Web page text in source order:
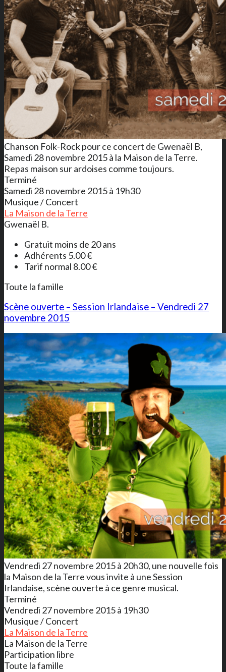
Chanson Folk-Rock pour ce concert de Gwenaël B,
Samedi 28 novembre 2015 à la Maison de la Terre.
Repas maison sur ardoises comme toujours.
Terminé
Samedi 28 novembre 2015 à 19h30
Musique / Concert
La Maison de la Terre
Gwenaël B.
Gratuit moins de 20 ans
Adhérents 5.00 €
Tarif normal 8.00 €
Toute la famille
Scène ouverte – Session Irlandaise – Vendredi 27
novembre 2015
Vendredi 27 novembre 2015 à 20h30, une nouvelle fois
la Maison de la Terre vous invite à une Session
Irlandaise, scène ouverte à ce genre musical.
Terminé
Vendredi 27 novembre 2015 à 19h30
Musique / Concert
La Maison de la Terre
La Maison de la Terre
Participation libre
Toute la famille